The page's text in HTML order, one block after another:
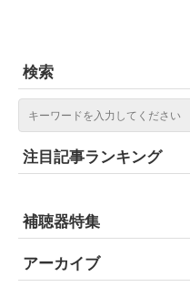
検索
注目記事ランキング
補聴器特集
アーカイブ